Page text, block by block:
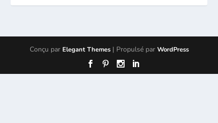
Conçu par Elegant Themes| Propulsé par WordPress